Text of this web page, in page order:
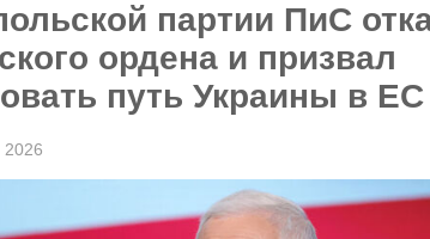
партии ПиС
ордена и призвал
путь Украины в ЕС